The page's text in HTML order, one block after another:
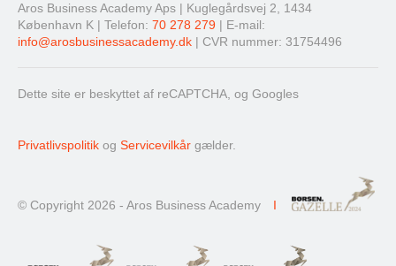
Aros Business Academy Aps | Kuglegårdsvej 2, 1434
København K | Telefon: 70 278 279 | E-mail:
info@arosbusinessacademy.dk | CVR nummer: 31754496
Dette site er beskyttet af reCAPTCHA, og Googles
Privatlivspolitik og Servicevilkår gælder.
© Copyright 2026 - Aros Business Academy I